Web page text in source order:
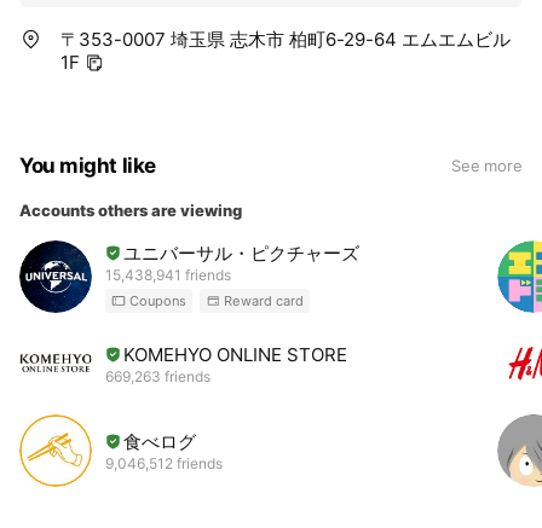
〒353-0007 埼玉県 志木市 柏町6-29-64 エムエムビル
1F
You might like See more
Accounts others are viewing
ユニバーサル・ピクチャーズ
15,438,941 friends
Coupons Reward card
KOMEHYO ONLINE STORE
669,263 friends
食べログ
9,046,512 friends